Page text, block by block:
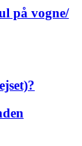
på vogne/